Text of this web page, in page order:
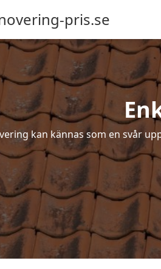
pris.se
kan kännas som en svår